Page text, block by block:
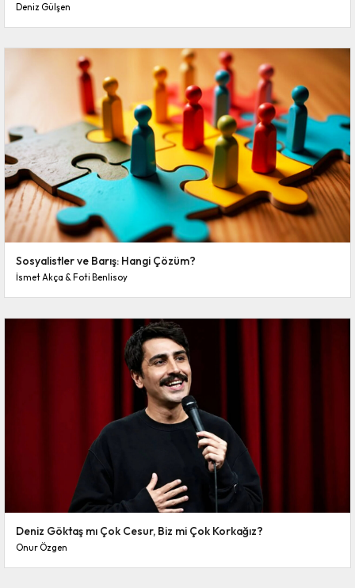
Deniz Gülşen
Sosyalistler ve Barış: Hangi Çözüm?
İsmet Akça & Foti Benlisoy
Deniz Göktaş mı Çok Cesur, Biz mi Çok Korkağız?
Onur Özgen